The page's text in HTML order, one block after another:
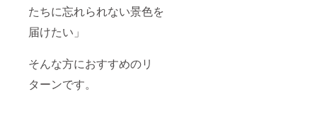
たちに忘れられない景色を
届けたい」
そんな方におすすめのリ
ターンです。